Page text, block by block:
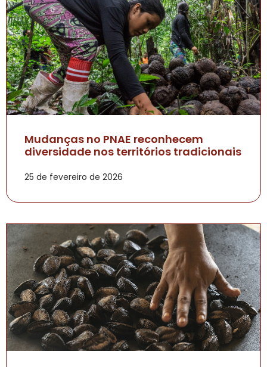
Mudanças no PNAE reconhecem
diversidade nos territórios tradicionais
25 de fevereiro de 2026